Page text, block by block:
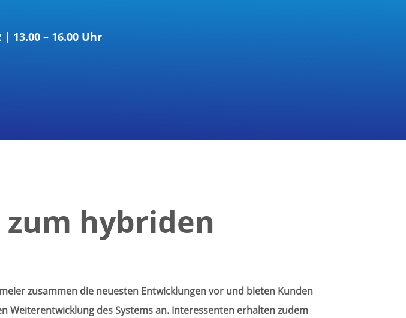
13.00 – 16.00 Uhr
hybriden
zusammen die neuesten Entwicklungen vor und bieten Kunden
Weiterentwicklung des Systems an. Interessenten erhalten zudem